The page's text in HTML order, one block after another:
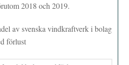
2018 och 2019.
av svenska vindkraftverk i bolag
förlust